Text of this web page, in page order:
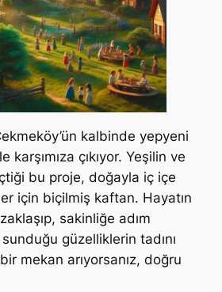
kalbinde yepyeni
çıkıyor. Yeşilin ve
bu proje, doğayla iç içe
için biçilmiş kaftan. Hayatın
sakinliğe adım
güzelliklerin tadını
mekan arıyorsanız, doğru